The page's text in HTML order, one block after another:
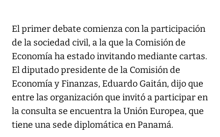
El primer debate comienza con la participación
de la sociedad civil, a la que la Comisión de
Economía ha estado invitando mediante cartas.
El diputado presidente de la Comisión de
Economía y Finanzas, Eduardo Gaitán, dijo que
entre las organización que invitó a participar en
la consulta se encuentra la Unión Europea, que
tiene una sede diplomática en Panamá.